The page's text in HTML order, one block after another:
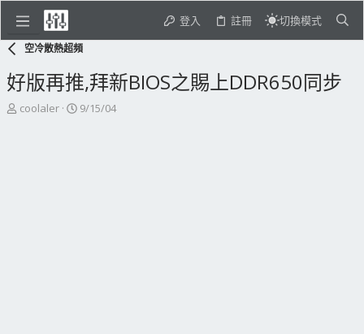
登入 註冊 切換模式
空冷散熱超頻
好版再推,拜新BIOS之賜上DDR650同步
主
coolaler
開
9/15/04